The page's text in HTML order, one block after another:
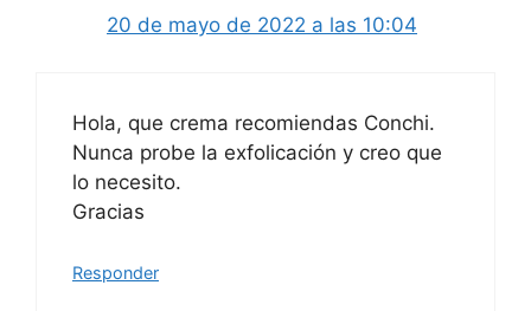
20 de mayo de 2022 a las 10:04
Hola, que crema recomiendas Conchi.
Nunca probe la exfolicación y creo que
lo necesito.
Gracias
Responder